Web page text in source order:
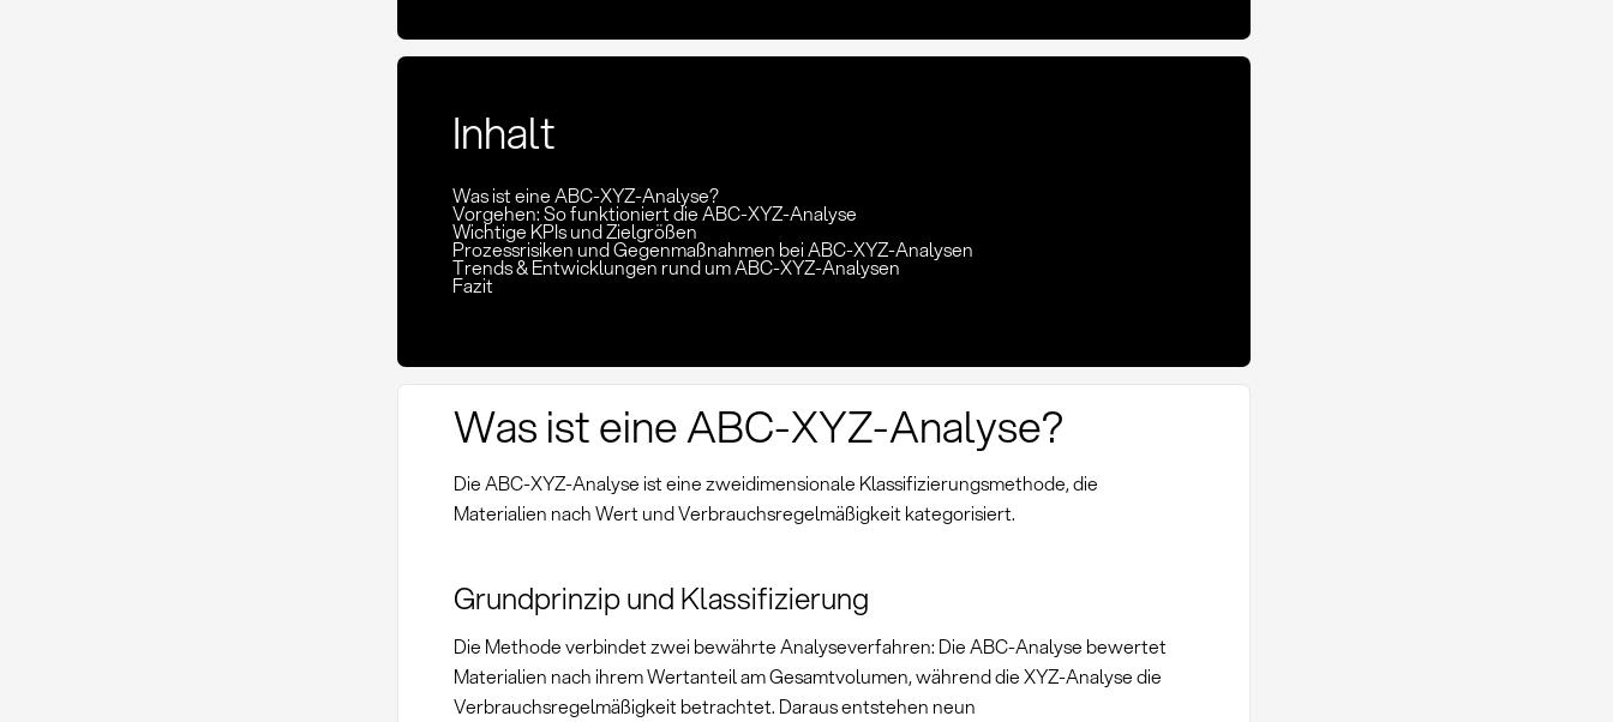
Inhalt
Was ist eine ABC-XYZ-Analyse?
Vorgehen: So funktioniert die ABC-XYZ-Analyse
Wichtige KPIs und Zielgrößen
Prozessrisiken und Gegenmaßnahmen bei ABC-XYZ-Analysen
Trends & Entwicklungen rund um ABC-XYZ-Analysen
Fazit
Was ist eine ABC-XYZ-Analyse?
Die ABC-XYZ-Analyse ist eine zweidimensionale Klassifizierungsmethode, die
Materialien nach Wert und Verbrauchsregelmäßigkeit kategorisiert.
Grundprinzip und Klassifizierung
Die Methode verbindet zwei bewährte Analyseverfahren: Die ABC-Analyse bewertet
Materialien nach ihrem Wertanteil am Gesamtvolumen, während die XYZ-Analyse die
Verbrauchsregelmäßigkeit betrachtet. Daraus entstehen neun